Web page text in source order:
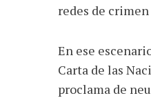
redes de
En ese
Carta de las
proclama de